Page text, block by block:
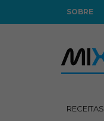
SOBRE
RECEITAS